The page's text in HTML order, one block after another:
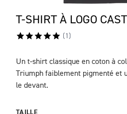
T-SHIRT À LOGO
( 1 )
DESCRIPTION
Un t-shirt classique en coton à
Triumph faiblement pigmenté et
le devant.